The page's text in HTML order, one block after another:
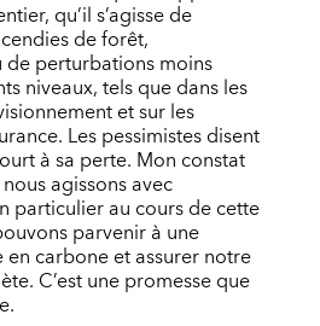
qu’il s’agisse de
de forêt,
de perturbations moins
niveaux, tels que dans les
et sur les
Les pessimistes disent
à sa perte. Mon constat
agissons avec
particulier au cours de cette
parvenir à une
carbone et assurer notre
C’est une promesse que